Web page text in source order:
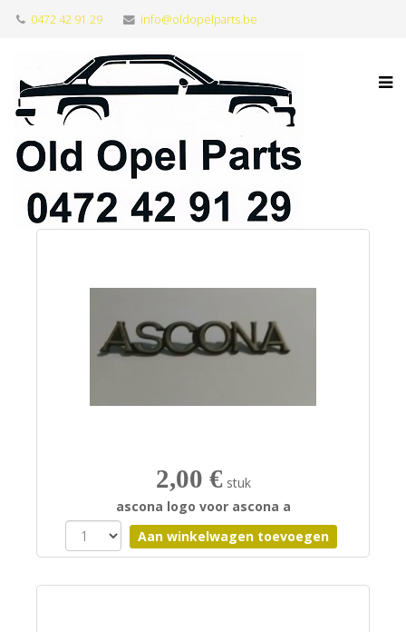
0472 42 91 29 info@oldopelparts.be
2,00 € stuk
ascona logo voor ascona a